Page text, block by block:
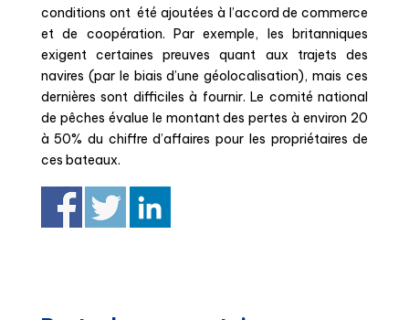
conditions ont été ajoutées à l’accord de commerce
et de coopération. Par exemple, les britanniques
exigent certaines preuves quant aux trajets des
navires (par le biais d’une géolocalisation), mais ces
dernières sont difficiles à fournir. Le comité national
de pêches évalue le montant des pertes à environ 20
à 50% du chiffre d’affaires pour les propriétaires de
ces bateaux.